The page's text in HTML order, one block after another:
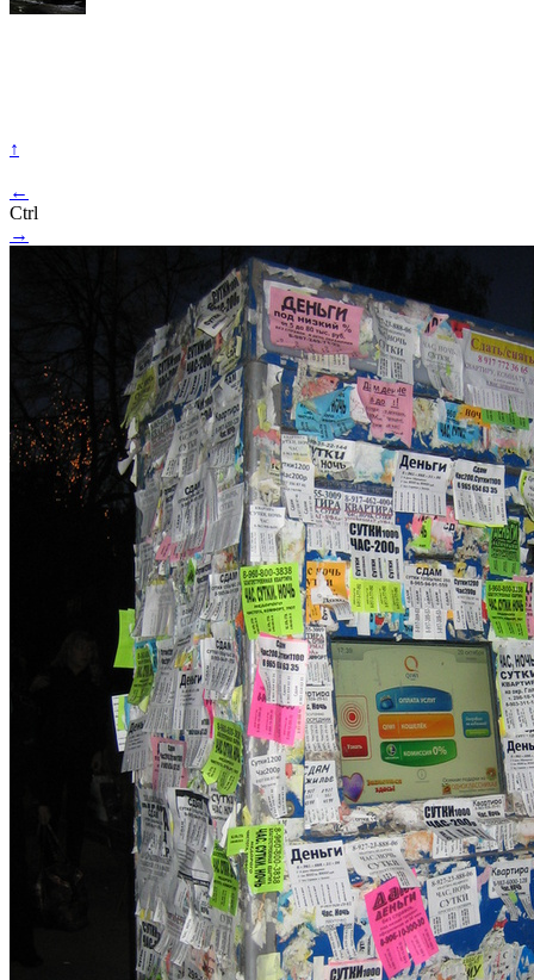
↑
←
Ctrl
→